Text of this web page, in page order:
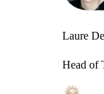
Laure
Head of